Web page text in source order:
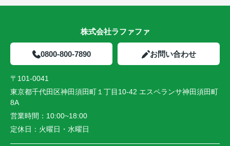
株式会社ラファファ
0800-800-7890 お問い合わせ
〒101-0041
東京都千代田区神田須田町１丁目10-42 エスペランサ神田須田町
8A
営業時間： 10:00~18:00
定休日： 火曜日・水曜日